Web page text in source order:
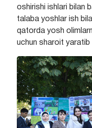
oshirishi ishlari bilan
talaba yoshlar ish
qatorda yosh
uchun sharoit yaratib